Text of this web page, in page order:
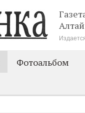
Фотоальбом